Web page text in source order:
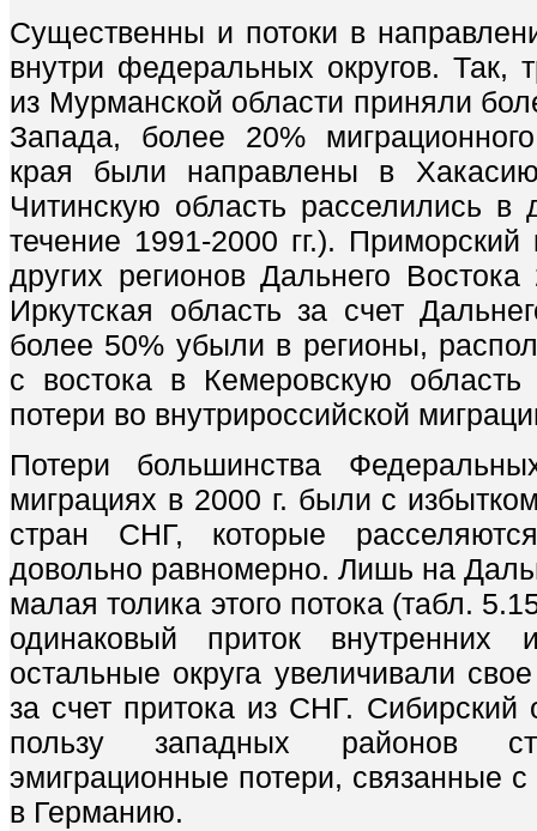
Существенны и потоки в
внутри федеральных округов. Так,
из Мурманской области приняли
Запада, более 20%
края были направлены в
Читинскую область расселились в
течение 1991-2000 гг.). Приморский
других регионов Дальнего
Иркутская область за счет
более 50% убыли в регионы,
с востока в Кемеровскую
потери во внутрироссийской
Потери большинства
миграциях в 2000 г. были с
стран СНГ, которые
довольно равномерно. Лишь на
малая толика этого потока (табл.
одинаковый приток
остальные округа увеличивали
за счет притока из СНГ. Сибирский
пользу западных районов
эмиграционные потери, связанные
в Германию.